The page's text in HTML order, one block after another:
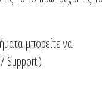
μπορείτε να
Support!)